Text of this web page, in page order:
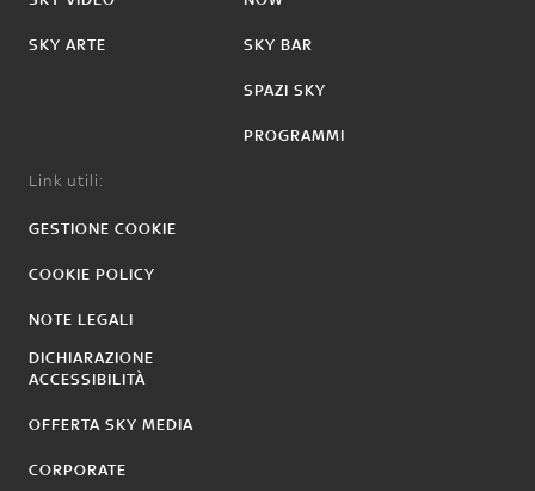
SKY ARTE SKY BAR
SPAZI SKY
PROGRAMMI
Link utili:
GESTIONE COOKIE
COOKIE POLICY
NOTE LEGALI
DICHIARAZIONE
ACCESSIBILITÀ
OFFERTA SKY MEDIA
CORPORATE